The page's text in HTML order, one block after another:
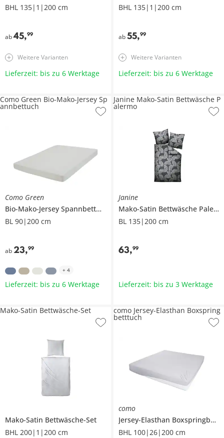
BHL 135|1|200 cm
ab45,99
Weitere Varianten
Lieferzeit: bis zu 6 Werktage
BHL 135|1|200 cm
ab 55,99
Weitere Varianten
Lieferzeit: bis zu 6 Werktage
Como Green
Bio-Mako-Jersey Spannbettuch
BL 90|200 cm
ab 23,99
Como Green Bio-Mako-Jersey Sp
annbettuch
+ 4
Lieferzeit: bis zu 6 Werktage
Janine
Mako-Satin Bettwäsche Palermo
BL 135|200 cm
63,99
Janine Mako-Satin Bettwäsche P
alermo
Lieferzeit: bis zu 3 Werktage
Mako-Satin Bettwäsche-Set
BHL 200|1|200 cm
Mako-Satin Bettwäsche-Set
como
Jersey-Elasthan Boxspringbetttuch
BHL 100|26|200 cm
como Jersey-Elasthan Boxspring
betttuch